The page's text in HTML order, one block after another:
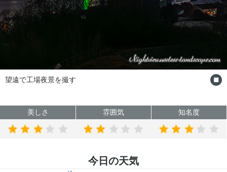
広角で小名浜市街地方面の夜景（西）
美しさ 雰囲気 知名度
今日の天気